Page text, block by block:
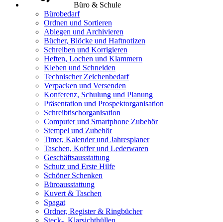
Büro & Schule
Bürobedarf
Ordnen und Sortieren
Ablegen und Archivieren
Bücher, Blöcke und Haftnotizen
Schreiben und Korrigieren
Heften, Lochen und Klammern
Kleben und Schneiden
Technischer Zeichenbedarf
Verpacken und Versenden
Konferenz, Schulung und Planung
Präsentation und Prospektorganisation
Schreibtischorganisation
Computer und Smartphone Zubehör
Stempel und Zubehör
Timer, Kalender und Jahresplaner
Taschen, Koffer und Lederwaren
Geschäftsausstattung
Schutz und Erste Hilfe
Schöner Schenken
Büroausstattung
Kuvert & Taschen
Spagat
Ordner, Register & Ringbücher